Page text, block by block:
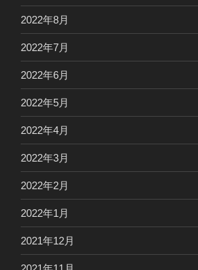
2022年8月
2022年7月
2022年6月
2022年5月
2022年4月
2022年3月
2022年2月
2022年1月
2021年12月